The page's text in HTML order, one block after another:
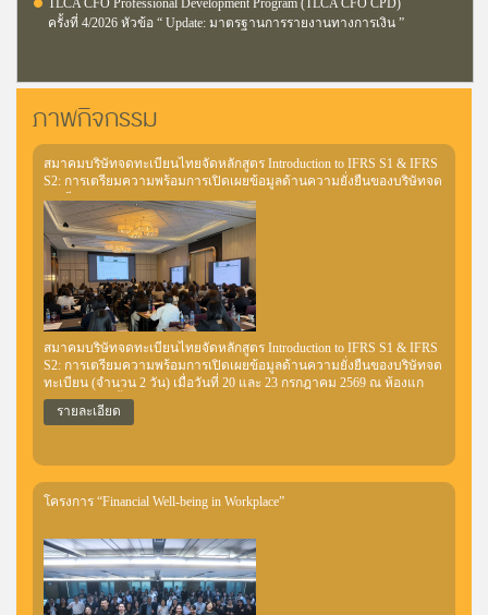
TLCA CFO Professional Development Program (TLCA CFO CPD)
ครั้งที่ 4/2026 หัวข้อ “ Update: มาตรฐานการรายงานทางการเงิน ”
ภาพกิจกรรม
สมาคมบริษัทจดทะเบียนไทยจัดหลักสูตร Introduction to IFRS S1 & IFRS
S2: การเตรียมความพร้อมการเปิดเผยข้อมูลด้านความยั่งยืนของบริษัทจด
ทะเบียน
สมาคมบริษัทจดทะเบียนไทยจัดหลักสูตร Introduction to IFRS S1 & IFRS
S2: การเตรียมความพร้อมการเปิดเผยข้อมูลด้านความยั่งยืนของบริษัทจด
ทะเบียน (จำนวน 2 วัน) เมื่อวันที่ 20 และ 23 กรกฎาคม 2569 ณ ห้องแก
รนด์ บอลรูม ชั้น 8 โรงแรมเมอร์เคียว กรุงเทพฯ สุขุมวิท 24 วัตถุประสงค์
เพื่อสร้างความรู้และความเข้าใจเกี่ยวกับหลักการและแนวทางการเปิด
IFRS S2 กับข้อมูลทางการเงิน
รายละเอียด
โครงการ “Financial Well-being in Workplace”